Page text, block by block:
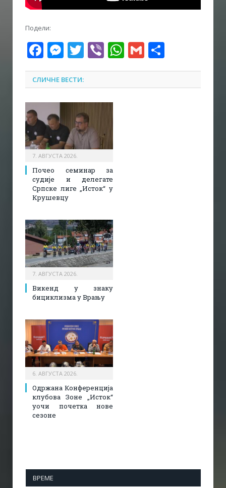
Подели:
Facebook
Messenger
Twitter
ViberWhatsApp
Gmail
СЛИЧНЕ ВЕСТИ:
7. АВГУСТА 2026.
Почео семинар за
судије и делегате
Српске лиге „Исток“ у
Крушевцу
7. АВГУСТА 2026.
Викенд у знаку
бициклизма у Врању
6. АВГУСТА 2026.
Одржана Конференција
клубова Зоне „Исток“
уочи почетка нове
сезоне
ВРЕМЕ